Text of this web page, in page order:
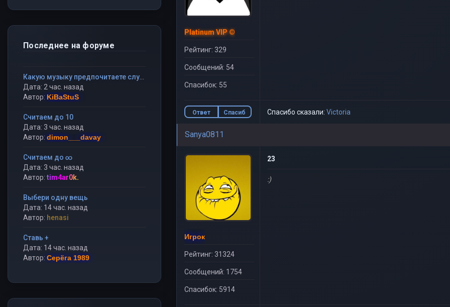
Platinum VIP ©
Рейтинг: 329
Сообщений: 54
Спасибок: 55
Ответ
Спасиб
Спасибо сказали: Victoria
Sanya0811
Игрок
Рейтинг: 31324
Сообщений: 1754
Спасибок: 5914
23
:)
Последнее на форуме
Дата: 2 час. назад
Автор: KiBaStuS
Считаем до 10
Дата: 3 час. назад
Автор: dimon___davay
Считаем до ∞
Дата: 3 час. назад
Автор: tim4ar0k.
Выбери одну вещь
Дата: 14 час. назад
Автор: henasi
Ставь +
Дата: 14 час. назад
Автор: Серёга 1989